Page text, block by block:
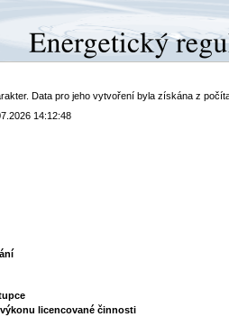
Data pro jeho vytvoření byla získána z
14:12:48
licencované činnosti